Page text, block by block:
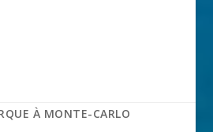
À MONTE-CARLO